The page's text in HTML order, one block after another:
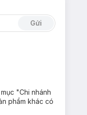
Gửi
"Chi nhánh
phẩm khác có